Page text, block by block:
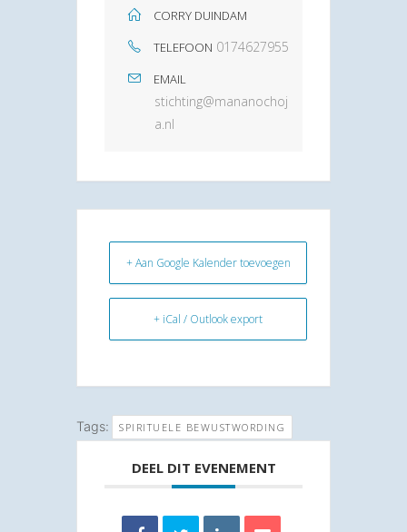
CORRY DUINDAM
TELEFOON 0174627955
EMAIL
stichting@mananochoj
a.nl
+ Aan Google Kalender toevoegen
+ iCal / Outlook export
Tags: SPIRITUELE BEWUSTWORDING
DEEL DIT EVENEMENT